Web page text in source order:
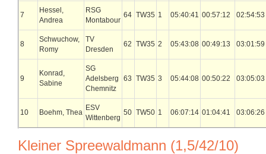
7
Hessel,
Andrea
RSG
Montabour
64 TW35 1 05:40:41 00:57:12 02:54:53
8
Schwuchow,
Romy
TV
Dresden
62 TW35 2 05:43:08 00:49:13 03:01:59
9
Konrad,
Sabine
SG
Adelsberg
Chemnitz
63 TW35 3 05:44:08 00:50:22 03:05:03
10 Boehm, Thea
ESV
Wittenberg
50 TW50 1 06:07:14 01:04:41 03:06:26
Kleiner Spreewaldmann (1,5/42/10)